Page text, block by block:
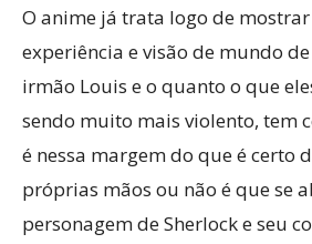
O anime já trata logo de
experiência e visão de mundo
irmão Louis e o quanto o que
sendo muito mais violento, tem
é nessa margem do que é certo
próprias mãos ou não é que se
personagem de Sherlock e seu